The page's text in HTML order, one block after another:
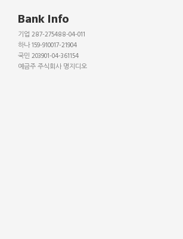
Bank Info
기업 287-275488-04-011
하나 159-910017-21904
국민 203901-04-361154
예금주 주식회사 명지디오